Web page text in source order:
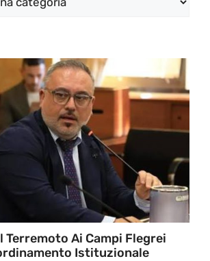
Terremoto Ai Campi Flegrei
Istituzionale